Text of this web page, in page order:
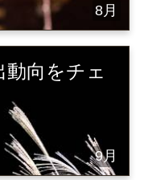
8月
動向をチェ
9月